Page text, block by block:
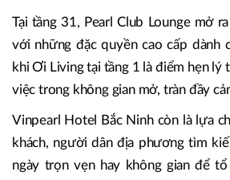
Tại tầng 31, Pearl Club Lounge mở
với những đặc quyền cao cấp dành
khi Ơi Living tại tầng 1 là điểm hẹn lý
việc trong không gian mở, tràn đầy
Vinpearl Hotel Bắc Ninh còn là lựa
khách, người dân địa phương tìm
ngày trọn vẹn hay không gian để